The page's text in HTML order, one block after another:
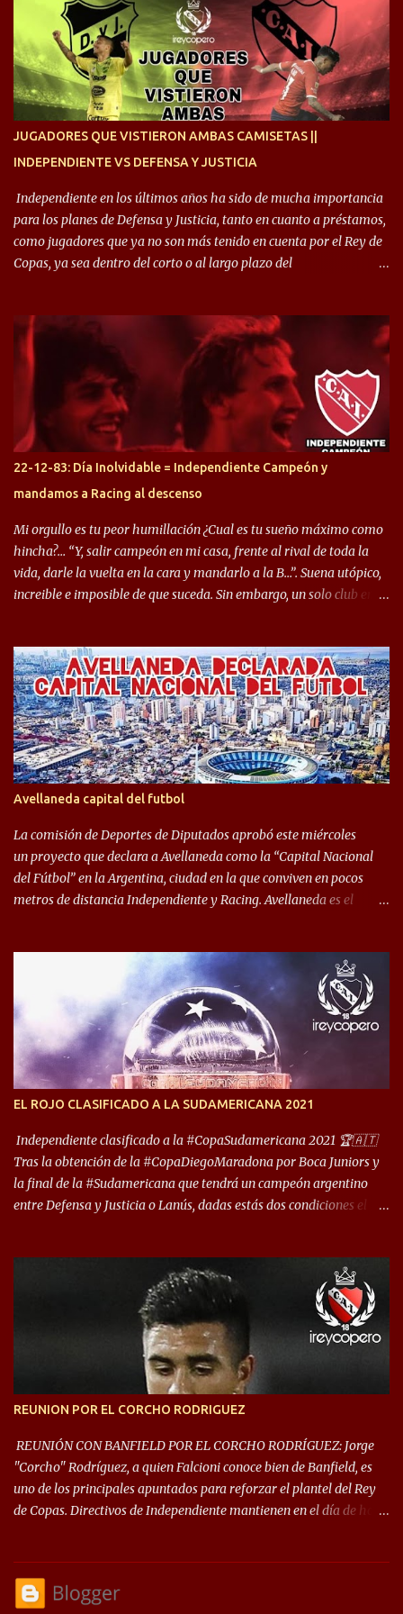
siempre en mi corazón”. 🎙️“Siempre que me tocó vestir la camiseta
quise dar lo mejor. Si me toca marcharme, estoy agradecido al
hincha”. 🎙️“El equipo hizo un gran trabajo, quedó demostrado en el
resultado. Es nuestro segundo partido, en la pretemporada nos
enfocamos en la preparación física. El grupo está encontrando la
JUGADORES QUE VISTIERON AMBAS CAMISETAS ||
INDEPENDIENTE VS DEFENSA Y JUSTICIA
Independiente en los últimos años ha sido de mucha importancia
para los planes de Defensa y Justicia, tanto en cuanto a préstamos,
como jugadores que ya no son más tenido en cuenta por el Rey de
Copas, ya sea dentro del corto o al largo plazo del
Halcón de Varela, como lo es Brian Romero, quien paso a
préstamo allí durante el último mercado de pases y ha rendido de
gran manera, convirtiendo goles importantes, sobre todo en la
copa sudamericana. Pero no sucedió lo mismo en cuanto al
rendimiento que ha producido en el Rojo. Pasando a jugadores que
jugaron en Defensa y ahora están en el rojo, tenemos a la dupla
Gastón Togni y Domingo Blanco, donde ambos explotaron
futbolísticamente hablando en el equipo de Varela, donde, por
ejemplo, el caso de Mingo llego a ser tenido en cuenta para el
Seleccionado Argentino, rendimiento que aún no ha logrado
mostrar en Independiente. En e...
22-12-83: Día Inolvidable = Independiente Campeón y
mandamos a Racing al descenso
Mi orgullo es tu peor humillación ¿Cual es tu sueño máximo como
hincha?… “Y, salir campeón en mi casa, frente al rival de toda la
vida, darle la vuelta en la cara y mandarlo a la B…”. Suena utópico,
increible e imposible de que suceda. Sin embargo, un solo club en el
campeonato del '83 año consagratorio para el Rojo y, por el otro, el
haber mandado al descenso a su eterno rival. 22 de diciembre de
1983 es una fecha que pocos hinchas de Independiente pueden
dejar en el olvido. Es que ese día, el "Rojo" derrotó a Racing por 2 a
0, se consagró campeón y, además, mandó al descenso a su eterno
rival. El clásico de Avellaneda marcó el epílogo del campeonato,
algo totalmente inusual para estas épocas, donde la violencia no
permite encuentros de riesgo sobre el final de los torneos. En la
década del ochenta y con una democracia flo...
Avellaneda capital del futbol
La comisión de Deportes de Diputados aprobó este miércoles
un proyecto que declara a Avellaneda como la “Capital Nacional
del Fútbol” en la Argentina, ciudad en la que conviven en pocos
metros de distancia Independiente y Racing. Avellaneda es el
Libertadores de América) los distancian solo 150 metros. Por ello
son protagonistas de un clásico de los más picantes del fútbol
argentino. De ella también forma parte Arsenal, equipo que
transitó por la primera división del fútbol local durante muchos
años. Dock Sud es otro de los que comparten esas tierras, aunque el
foco de atención es la convivencia Independiente - Racing. “No
deporte”, afirmó Facundo Moyano. “Creo que Avellaneda...
EL ROJO CLASIFICADO A LA SUDAMERICANA 2021
Independiente clasificado a la #CopaSudamericana 2021 🏆🇦🇹
Tras la obtención de la #CopaDiegoMaradona por Boca Juniors y
la final de la #Sudamericana que tendrá un campeón argentino
entre Defensa y Justicia o Lanús, dadas estás dos condiciones el
que iniciará en fase de grupos con 6 partidos, de los cuales sólo los
primeros de cada grupo jugarán los 8vos. con los 3ros. mejores de
las fases de grupos de la #CopaLibertadores 2021. ¡Este año hay
noche de Copas Rey! ⚽🇦🇹👑🏆.
REUNION POR EL CORCHO RODRIGUEZ
REUNIÓN CON BANFIELD POR EL CORCHO RODRÍGUEZ: Jorge
"Corcho" Rodríguez, a quien Falcioni conoce bien de Banfield, es
uno de los principales apuntados para reforzar el plantel del Rey
de Copas. Directivos de Independiente mantienen en el día de hoy
préstamo con opción de compra pero, por lo que se sabe, Banfield
busca vender al menos el 50% del pase por una cifra cercana a los